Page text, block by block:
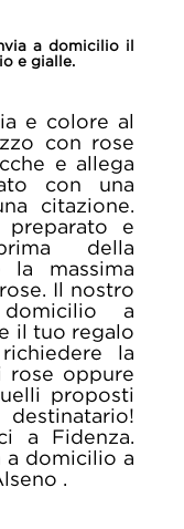
a domicilio il
e gialle.
e colore al
con rose
e allega
con una
citazione.
preparato e
della
la massima
Il nostro
a
il tuo regalo
la
oppure
proposti
a Fidenza.
a domicilio a
.